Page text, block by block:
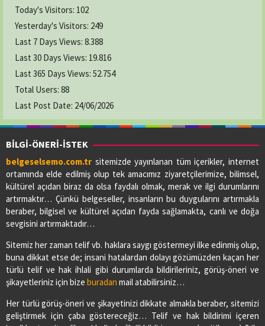
Today's Visitors: 102
Yesterday's Visitors: 249
Last 7 Days Views: 8.388
Last 30 Days Views: 19.816
Last 365 Days Views: 52.754
Total Users: 88
Last Post Date: 24/06/2026
BİLGİ-ÖNERİ-İSTEK
belgeselsemo.com.tr sitemizde yayınlanan tüm içerikler, internet
ortamında elde edilmiş olup tek amacımız ziyaretçilerimize, bilimsel,
kültürel açıdan biraz da olsa faydalı olmak, merak ve ilgi durumlarını
artırmaktır… Çünkü belgeseller, insanların bu duygularını artırmakla
beraber, bilgisel ve kültürel açıdan fayda sağlamakta, canlı ve doğa
sevgisini artırmaktadır…
Sitemiz her zaman telif vb. haklara saygı göstermeyi ilke edinmiş olup,
buna dikkat etse de; insani hatalardan dolayı gözümüzden kaçan her
türlü telif ve hak ihlali gibi durumlarda bildirileriniz, görüş-öneri ve
şikayetleriniz için bize buradan mail atabilirsiniz…
Her türlü görüş-öneri ve şikayetinizi dikkate almakla beraber, sitemizi
geliştirmek için çaba göstereceğiz… Telif ve hak bildirimi içeren